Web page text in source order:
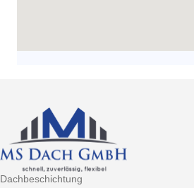
Dachbeschichtung